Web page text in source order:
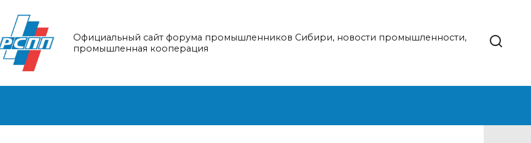
Официальный сайт форума промышленников Сибири, новости промышленности,
промышленная кооперация